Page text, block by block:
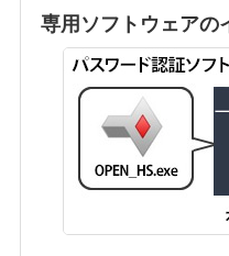
専用ソフトウェアの